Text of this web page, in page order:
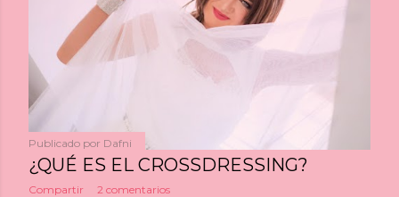
Publicado por Dafni
¿QUÉ ES EL CROSSDRESSING?
Compartir 2 comentarios